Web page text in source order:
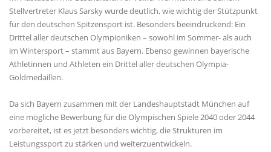
Stellvertreter Klaus Sarsky wurde deutlich, wie wichtig der Stützpunkt
für den deutschen Spitzensport ist. Besonders beeindruckend: Ein
Drittel aller deutschen Olympioniken – sowohl im Sommer- als auch
im Wintersport – stammt aus Bayern. Ebenso gewinnen bayerische
Athletinnen und Athleten ein Drittel aller deutschen Olympia-
Goldmedaillen.
Da sich Bayern zusammen mit der Landeshauptstadt München auf
eine mögliche Bewerbung für die Olympischen Spiele 2040 oder 2044
vorbereitet, ist es jetzt besonders wichtig, die Strukturen im
Leistungssport zu stärken und weiterzuentwickeln.